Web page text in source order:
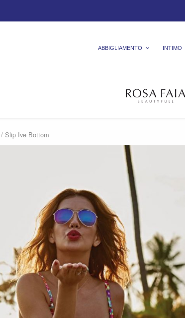
ABBIGLIAMENTO INTIMO
/ Slip Ive Bottom